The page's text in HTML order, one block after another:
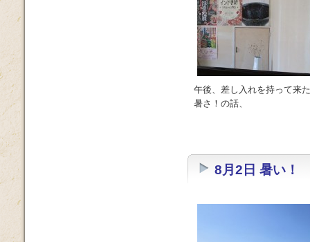
午後、差し入れを持って来
暑さ！の話、
8月2日 暑い！